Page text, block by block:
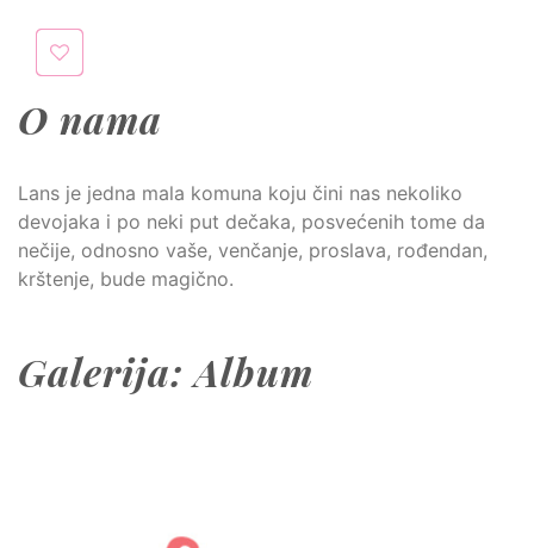
O nama
Lans je jedna mala komuna koju čini nas nekoliko
devojaka i po neki put dečaka, posvećenih tome da
nečije, odnosno vaše, venčanje, proslava, rođendan,
krštenje, bude magično.
Galerija: Album